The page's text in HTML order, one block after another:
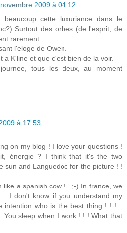
2009 à 04:12
beaucoup cette luxuriance dans le
Surtout des orbes (de l'esprit, de
rarement.
l'eloge de Owen.
a K'line et que c'est bien de la voir.
tous les deux, au moment
à 17:53
on my blog ! I love your questions !
énergie ? I think that it's the two
sun and Languedoc for the picture ! !
like a spanish cow !...;-) In france, we
I don't know if you understand my
intention who is the best thing ! ! !...
You sleep when I work ! ! ! What that